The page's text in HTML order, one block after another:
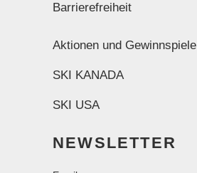
Barrierefreiheit
Aktionen und Gewinnspiele
SKI KANADA
SKI USA
NEWSLETTER